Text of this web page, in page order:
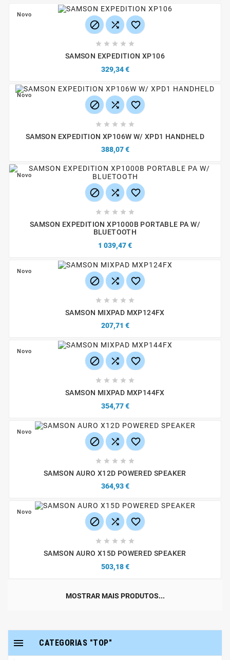
Novo
  
    
SAMSON EXPEDITION XP106
329,34 €
Novo
  
    
SAMSON EXPEDITION XP106W W/ XPD1 HANDHELD
388,07 €
Novo
  
    
SAMSON EXPEDITION XP1000B PORTABLE PA W/
BLUETOOTH
1 039,47 €
Novo
  
    
SAMSON MIXPAD MXP124FX
207,71 €
Novo
  
    
SAMSON MIXPAD MXP144FX
354,77 €
Novo
  
    
SAMSON AURO X12D POWERED SPEAKER
364,93 €
Novo
  
    
SAMSON AURO X15D POWERED SPEAKER
503,18 €
MOSTRAR MAIS PRODUTOS...
CATEGORIAS "TOP"
